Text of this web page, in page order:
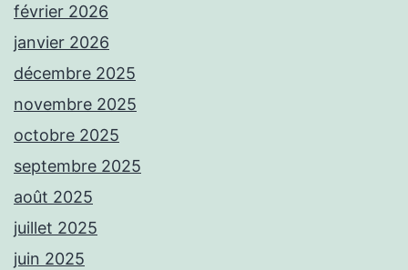
février 2026
janvier 2026
décembre 2025
novembre 2025
octobre 2025
septembre 2025
août 2025
juillet 2025
juin 2025